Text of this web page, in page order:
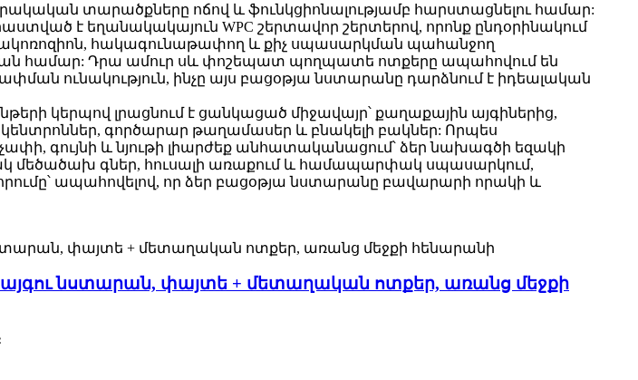
տարածքները ոճով և ֆունկցիոնալությամբ հարստացնելու համար:
է եղանակակայուն WPC շերտավոր շերտերով, որոնք ընդօրինակում
հակագունաթափող և քիչ սպասարկման պահանջող
համար: Դրա ամուր սև փոշեպատ պողպատե ոտքերը ապահովում են
ունակություն, ինչը այս բացօթյա նստարանը դարձնում է իդեալական
կերպով լրացնում է ցանկացած միջավայր՝ քաղաքային այգիներից,
գործարար թաղամասեր և բնակելի բակներ: Որպես
գույնի և նյութի լիարժեք անհատականացում՝ ձեր նախագծի եզակի
մեծածախ գներ, հուսալի առաքում և համապարփակ սպասարկում,
ապահովելով, որ ձեր բացօթյա նստարանը բավարարի որակի և
նստարան, փայտե + մետաղական ոտքեր, առանց մեջքի